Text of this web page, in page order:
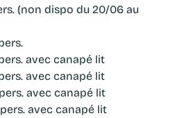
(non dispo du 20/06 au
avec canapé lit
avec canapé lit
avec canapé lit
avec canapé lit